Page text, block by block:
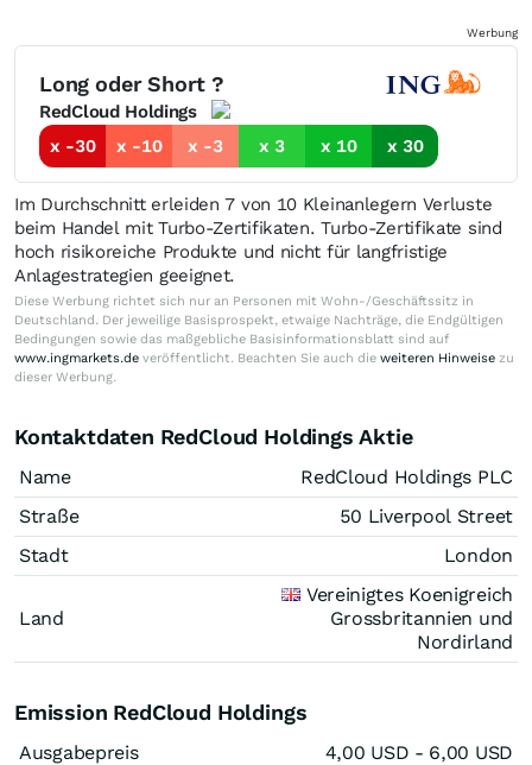
Werbung
Long oder Short ?
RedCloud Holdings
x -30
x -10 x -3 x 3 x 10 x 30
Im Durchschnitt erleiden 7 von 10 Kleinanlegern Verluste
beim Handel mit Turbo-Zertifikaten. Turbo-Zertifikate sind
hoch risikoreiche Produkte und nicht für langfristige
Anlagestrategien geeignet.
Diese Werbung richtet sich nur an Personen mit Wohn-/Geschäftssitz in
Deutschland. Der jeweilige Basisprospekt, etwaige Nachträge, die Endgültigen
Bedingungen sowie das maßgebliche Basisinformationsblatt sind auf
www.ingmarkets.de veröffentlicht. Beachten Sie auch die weiteren Hinweise zu
dieser Werbung.
Kontaktdaten RedCloud Holdings Aktie
Name
RedCloud Holdings PLC
Straße
50 Liverpool Street
Stadt
London
Land
Vereinigtes Koenigreich
Grossbritannien und
Nordirland
Emission RedCloud Holdings
Ausgabepreis 4,00 USD - 6,00 USD